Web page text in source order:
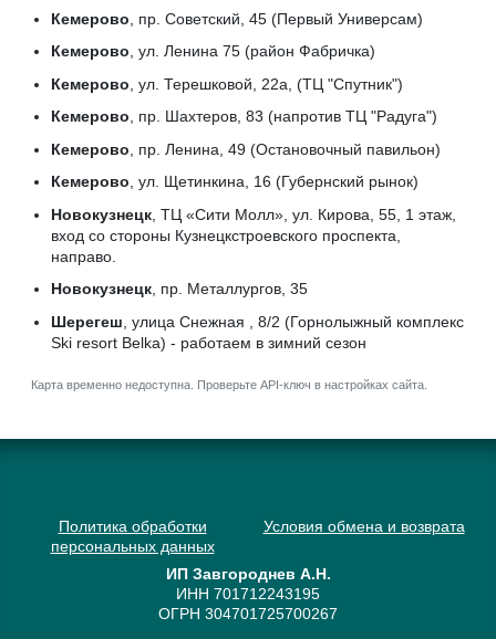
Кемерово , пр. Советский, 45 (Первый Универсам)
Кемерово, ул. Ленина 75 (район Фабричка)
Кемерово , ул. Терешковой, 22а, (ТЦ "Спутник")
Кемерово, пр. Шахтеров, 83 (напротив ТЦ "Радуга")
Кемерово , пр. Ленина, 49 (Остановочный павильон)
Кемерово, ул. Щетинкина, 16 (Губернский рынок)
Новокузнецк, ТЦ «Сити Молл», ул. Кирова, 55, 1 этаж,
вход со стороны Кузнецкстроевского проспекта,
направо.
Новокузнецк, пр. Металлургов, 35
Шерегеш , улица Снежная , 8/2 (Горнолыжный комплекс
Ski resort Belka) - работаем в зимний сезон
Карта временно недоступна. Проверьте API-ключ в настройках сайта.
Политика обработки
персональных данных
Условия обмена и возврата
ИП Завгороднев А.Н.
ИНН 701712243195
ОГРН 304701725700267